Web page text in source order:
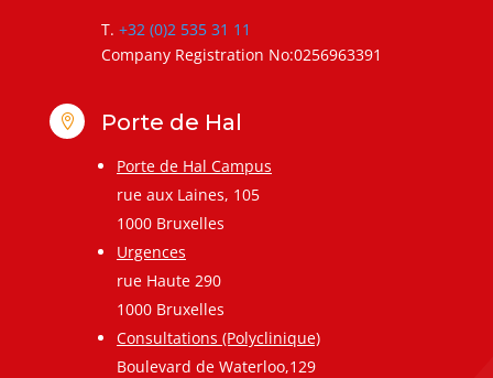
T. +32 (0)2 535 31 11
Company Registration No:0256963391
 Porte de Hal
Porte de Hal Campus
rue aux Laines, 105
1000 Bruxelles
Urgences
rue Haute 290
1000 Bruxelles
Consultations (Polyclinique)
Boulevard de Waterloo,129